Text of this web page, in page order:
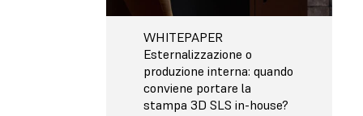
WHITEPAPER
Esternalizzazione o
produzione interna: quando
conviene portare la
stampa 3D SLS in-house?